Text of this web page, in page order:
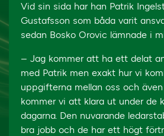
Vid sin sida har han Patrik
Gustafsson som båda varit
sedan Bosko Orovic lämnade i
– Jag kommer att ha ett delat
med Patrik men exakt hur vi
uppgifterna mellan oss och
kommer vi att klara ut under de
dagarna. Den nuvarande
bra jobb och de har ett högt